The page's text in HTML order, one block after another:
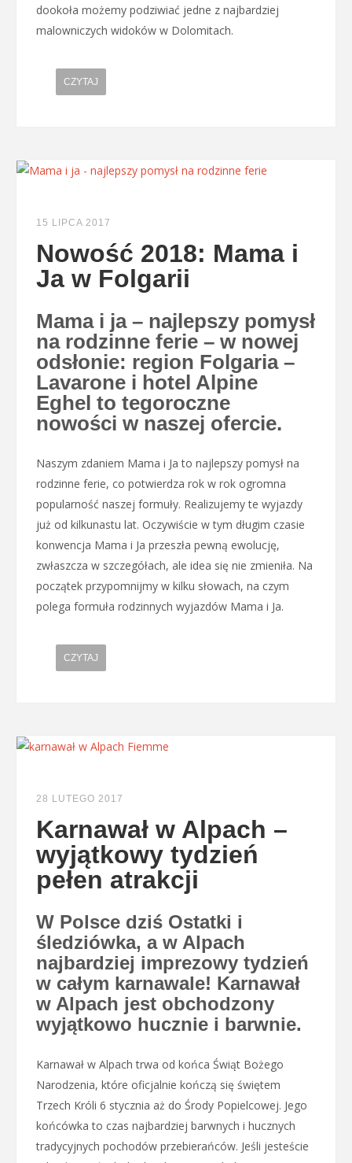
dookoła możemy podziwiać jedne z najbardziej
malowniczych widoków w Dolomitach.
CZYTAJ
15 LIPCA 2017
Nowość 2018: Mama i
Ja w Folgarii
Mama i ja – najlepszy pomysł
na rodzinne ferie – w nowej
odsłonie: region Folgaria –
Lavarone i hotel Alpine
Eghel to tegoroczne
nowości w naszej ofercie.
Naszym zdaniem Mama i Ja to najlepszy pomysł na
rodzinne ferie, co potwierdza rok w rok ogromna
popularność naszej formuły. Realizujemy te wyjazdy
już od kilkunastu lat. Oczywiście w tym długim czasie
konwencja Mama i Ja przeszła pewną ewolucję,
zwłaszcza w szczegółach, ale idea się nie zmieniła. Na
początek przypomnijmy w kilku słowach, na czym
polega formuła rodzinnych wyjazdów Mama i Ja.
CZYTAJ
28 LUTEGO 2017
Karnawał w Alpach –
wyjątkowy tydzień
pełen atrakcji
W Polsce dziś Ostatki i
śledziówka, a w Alpach
najbardziej imprezowy tydzień
w całym karnawale! Karnawał
w Alpach jest obchodzony
wyjątkowo hucznie i barwnie.
Karnawał w Alpach trwa od końca Świąt Bożego
Narodzenia, które oficjalnie kończą się świętem
Trzech Króli 6 stycznia aż do Środy Popielcowej. Jego
końcówka to czas najbardziej barwnych i hucznych
tradycyjnych pochodów przebierańców. Jeśli jesteście